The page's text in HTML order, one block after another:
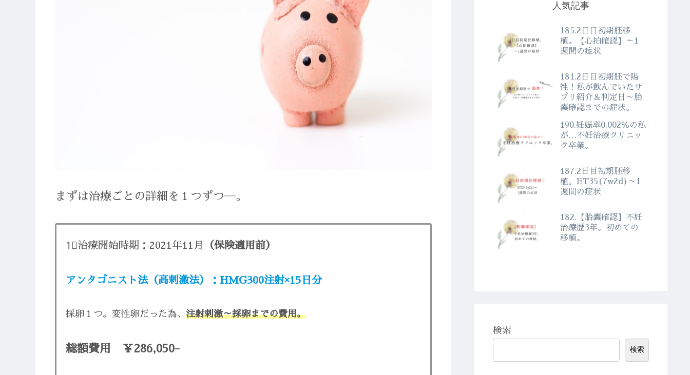
まずは治療ごとの詳細を１つずつ―。
1⃣治療開始時期：2021年11月 （保険適用前）
アンタゴニスト法（高刺激法）：HMG300注射×15日分
採卵１つ。変性卵だった為、 注射刺激～採卵までの費用。
総額費用 ￥286,050-
人気記事
185.2日目初期胚移
植。【心拍確認】～1
週間の症状
181.2日目初期胚で陽
性！私が飲んでいたサ
プリ紹介＆判定日～胎
嚢確認までの症状。
190.妊娠率0.002％の私
が…不妊治療クリニッ
ク卒業。
187.2日目初期胚移
植。ET35(7w2d)～1
週間の症状
182.【胎嚢確認】不妊
治療歴3年。初めての
移植。
検索
検索